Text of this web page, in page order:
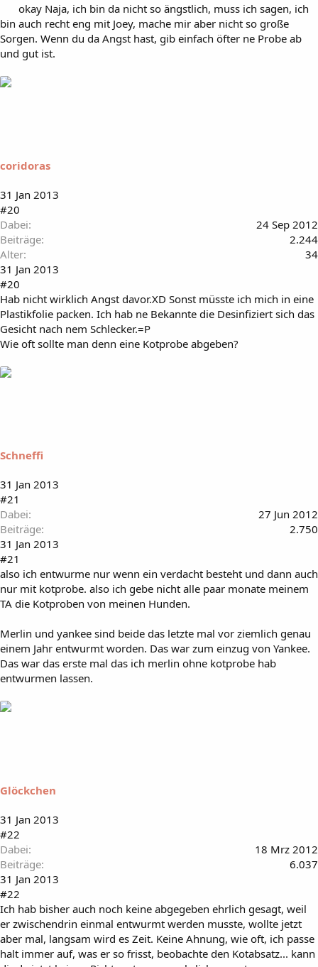
okay Naja, ich bin da nicht so ängstlich, muss ich sagen, ich
bin auch recht eng mit Joey, mache mir aber nicht so große
Sorgen. Wenn du da Angst hast, gib einfach öfter ne Probe ab
und gut ist.
coridoras
31 Jan 2013
#20
Dabei
24 Sep 2012
Beiträge
2.244
Alter
34
31 Jan 2013
#20
Hab nicht wirklich Angst davor.XD Sonst müsste ich mich in eine
Plastikfolie packen. Ich hab ne Bekannte die Desinfiziert sich das
Gesicht nach nem Schlecker.=P
Wie oft sollte man denn eine Kotprobe abgeben?
Schneffi
31 Jan 2013
#21
Dabei
27 Jun 2012
Beiträge
2.750
31 Jan 2013
#21
also ich entwurme nur wenn ein verdacht besteht und dann auch
nur mit kotprobe. also ich gebe nicht alle paar monate meinem
TA die Kotproben von meinen Hunden.
Merlin und yankee sind beide das letzte mal vor ziemlich genau
einem Jahr entwurmt worden. Das war zum einzug von Yankee.
Das war das erste mal das ich merlin ohne kotprobe hab
entwurmen lassen.
Glöckchen
31 Jan 2013
#22
Dabei
18 Mrz 2012
Beiträge
6.037
31 Jan 2013
#22
Ich hab bisher auch noch keine abgegeben ehrlich gesagt, weil
er zwischendrin einmal entwurmt werden musste, wollte jetzt
aber mal, langsam wird es Zeit. Keine Ahnung, wie oft, ich passe
halt immer auf, was er so frisst, beobachte den Kotabsatz... kann